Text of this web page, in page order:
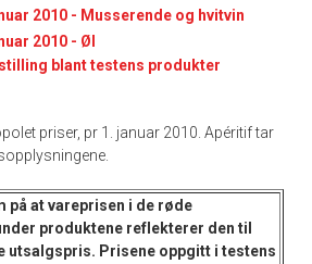
2010 - Musserende og hvitvin
2010 - Øl
blant testens produkter
priser, pr 1. januar 2010. Apéritif tar
på at vareprisen i de røde
produktene reflekterer den til
utsalgspris. Prisene oppgitt i testens